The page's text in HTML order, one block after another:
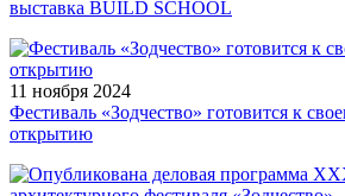
выставка BUILD SCHOOL
11 ноября 2024
Фестиваль «Зодчество» готовится к
открытию